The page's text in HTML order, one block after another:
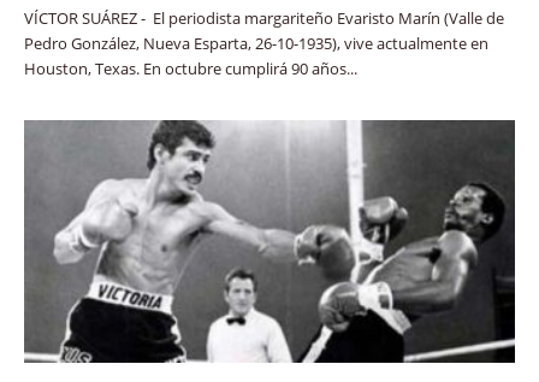
VÍCTOR SUÁREZ - El periodista margariteño Evaristo Marín (Valle de
Pedro González, Nueva Esparta, 26-10-1935), vive actualmente en
Houston, Texas. En octubre cumplirá 90 años...